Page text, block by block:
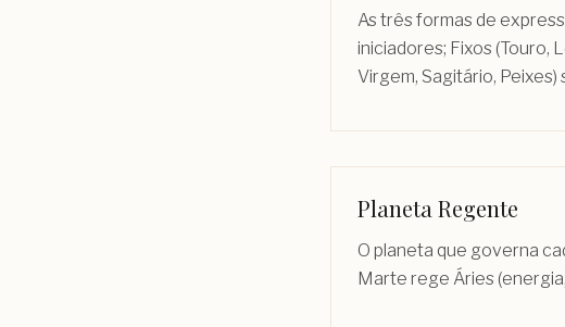
As três formas de
iniciadores; Fixos (Touro,
Virgem, Sagitário, Peixes)
Planeta Regente
O planeta que governa
Marte rege Áries